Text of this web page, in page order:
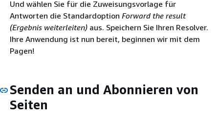
Und wählen Sie für die Zuweisungsvorlage für
Antworten die Standardoption Forward the result
(Ergebnis weiterleiten) aus. Speichern Sie Ihren Resolver.
Ihre Anwendung ist nun bereit, beginnen wir mit dem
Pagen!
Senden an und Abonnieren von
Seiten